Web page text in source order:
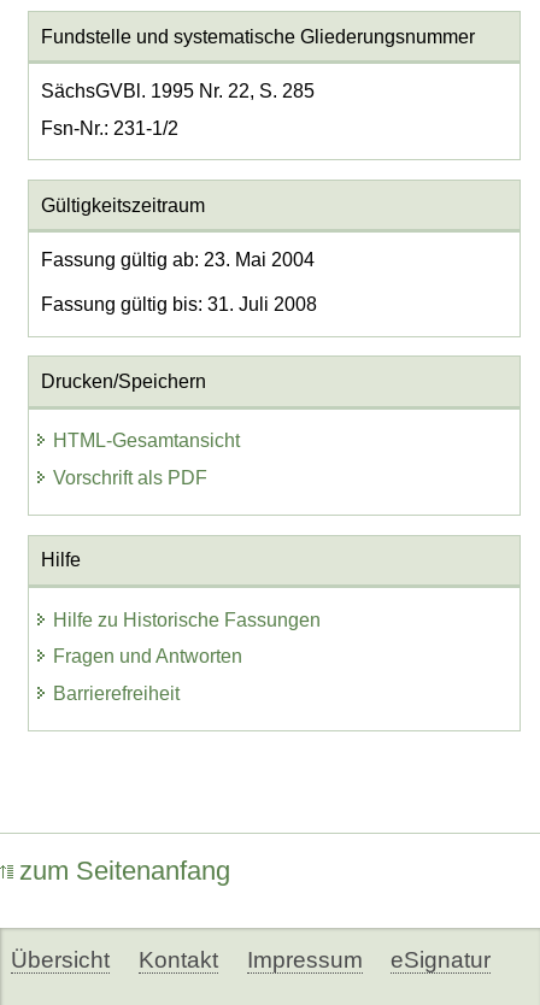
Fundstelle und systematische Gliederungsnummer
SächsGVBl. 1995 Nr. 22, S. 285
Fsn-Nr.: 231-1/2
Gültigkeitszeitraum
Fassung gültig ab: 23. Mai 2004
Fassung gültig bis: 31. Juli 2008
Drucken/Speichern
HTML-Gesamtansicht
Vorschrift als PDF
Hilfe
Hilfe zu Historische Fassungen
Fragen und Antworten
Barrierefreiheit
zum Seitenanfang
Übersicht Kontakt Impressum eSignatur